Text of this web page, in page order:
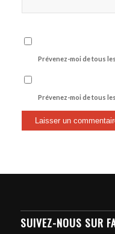
Prévenez-moi de tous
Prévenez-moi de tous
SUIVEZ-NOUS SUR